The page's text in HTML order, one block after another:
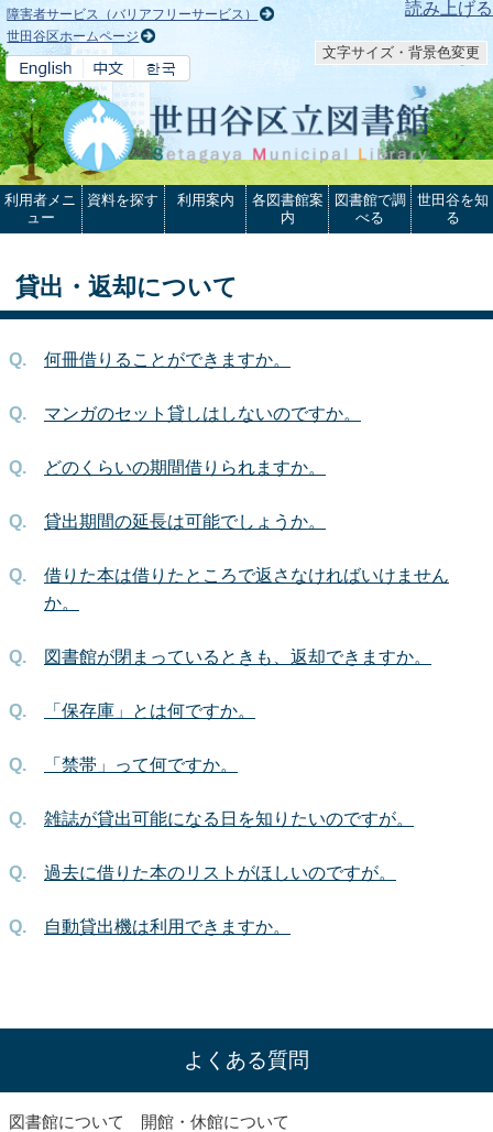
本文へ 読み上げる
障害者サービス（バリアフリーサービス）
世田谷区ホームページ
文字サイズ・背景色変更
利用者メニ
ュー
資料を探す 利用案内
各図書館案
内
図書館で調
べる
世田谷を知
る
貸出・返却について
何冊借りることができますか。
マンガのセット貸しはしないのですか。
どのくらいの期間借りられますか。
貸出期間の延長は可能でしょうか。
借りた本は借りたところで返さなければいけません
か。
図書館が閉まっているときも、返却できますか。
「保存庫」とは何ですか。
「禁帯」って何ですか。
雑誌が貸出可能になる日を知りたいのですが。
過去に借りた本のリストがほしいのですが。
自動貸出機は利用できますか。
よくある質問
図書館について 開館・休館について